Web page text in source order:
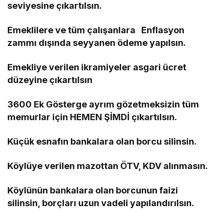
seviyesine çıkartılsın.
Emeklilere ve tüm çalışanlara Enflasyon
zammı dışında seyyanen ödeme yapılsın.
Emekliye verilen ikramiyeler asgari ücret
düzeyine çıkartılsın
3600 Ek Gösterge ayrım gözetmeksizin tüm
memurlar için HEMEN ŞİMDİ çıkartılsın.
Küçük esnafın bankalara olan borcu silinsin.
Köylüye verilen mazottan ÖTV, KDV alınmasın.
Köylünün bankalara olan borcunun faizi
silinsin, borçları uzun vadeli yapılandırılsın.